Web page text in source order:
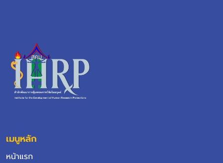
เมนูหลัก
หน้าแรก